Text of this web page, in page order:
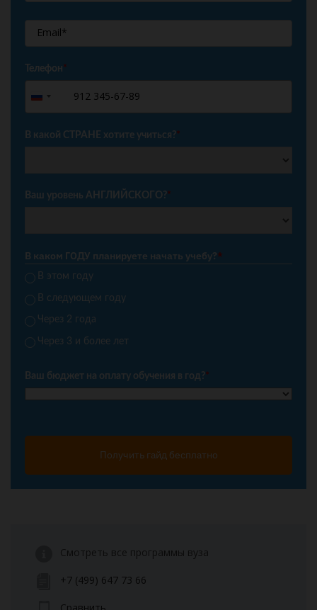
Телефон*
Russia
+7
В какой СТРАНЕ хотите учиться?*
Ваш уровень АНГЛИЙСКОГО?*
В каком ГОДУ планируете начать учебу?*
В этом году
В следующем году
Через 2 года
Через 3 и более лет
Ваш бюджет на оплату обучения в год?*
Получить гайд бесплатно
Смотреть все программы вуза
+7 (499) 647 73 66
Сравнить